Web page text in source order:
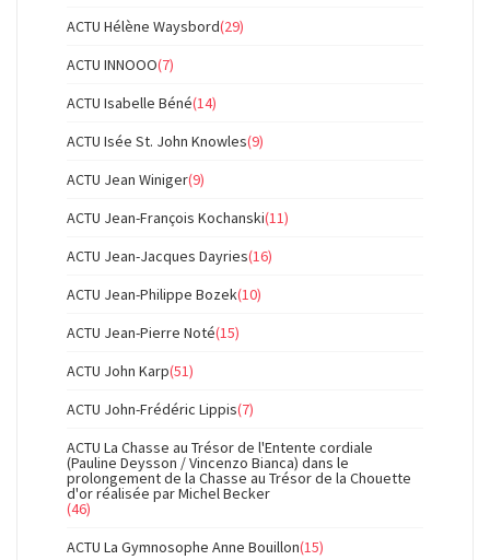
ACTU Hélène Waysbord(29)
ACTU INNOOO(7)
ACTU Isabelle Béné(14)
ACTU Isée St. John Knowles(9)
ACTU Jean Winiger(9)
ACTU Jean-François Kochanski(11)
ACTU Jean-Jacques Dayries(16)
ACTU Jean-Philippe Bozek(10)
ACTU Jean-Pierre Noté(15)
ACTU John Karp(51)
ACTU John-Frédéric Lippis(7)
ACTU La Chasse au Trésor de l'Entente cordiale
(Pauline Deysson / Vincenzo Bianca) dans le
prolongement de la Chasse au Trésor de la Chouette
d'or réalisée par Michel Becker
(46)
ACTU La Gymnosophe Anne Bouillon(15)